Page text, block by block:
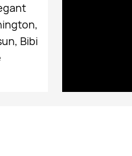
Bibi